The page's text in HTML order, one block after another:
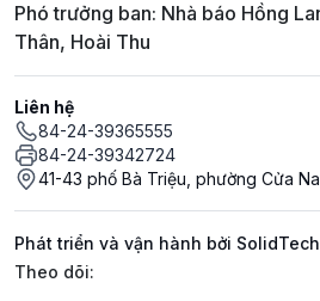
Phó trưởng ban: Nhà báo Hồng
Thân, Hoài Thu
Liên hệ
84-24-39365555
84-24-39342724
41-43 phố Bà Triệu, phường Cửa
Phát triển và vận hành bởi SolidTech
Mạng xã hội
Theo dõi: